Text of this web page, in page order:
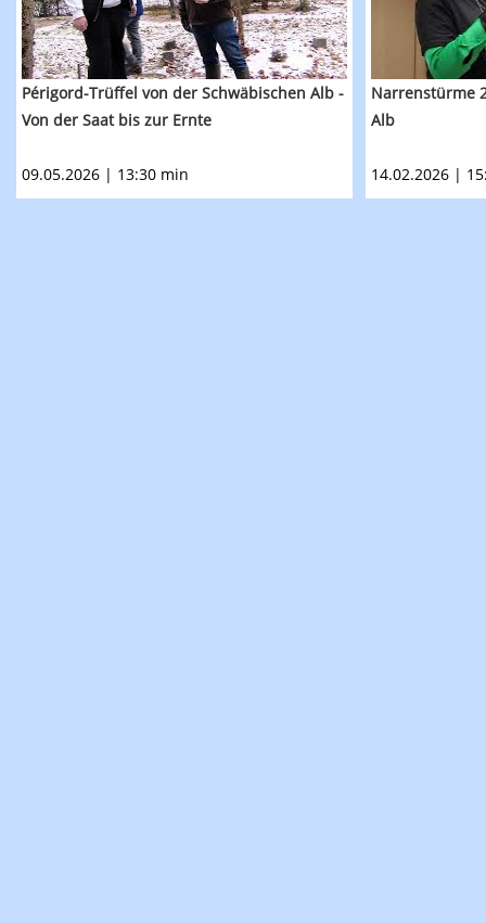
Périgord-Trüffel von der Schwäbischen Alb -
Von der Saat bis zur Ernte
09.05.2026 | 13:30 min
Narrenstürme
Alb
14.02.2026 |